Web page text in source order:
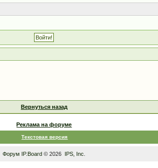
Вернуться назад
Реклама на форуме
Текстовая версия
Форум IP.Board © 2026 IPS, Inc